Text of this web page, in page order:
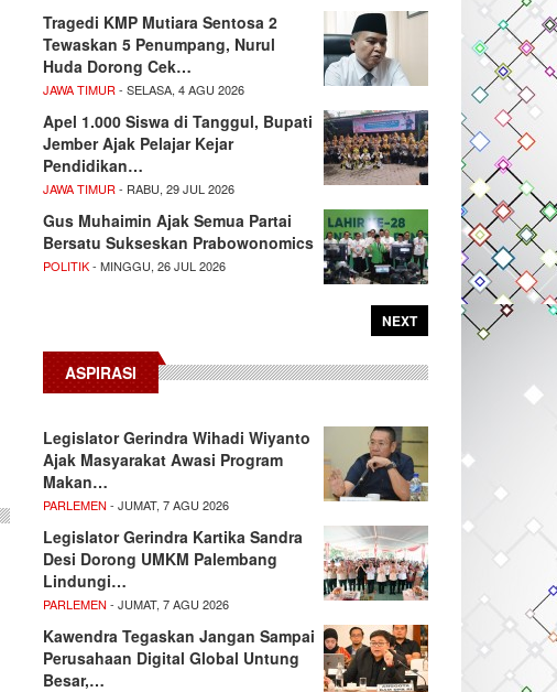
Tragedi KMP Mutiara Sentosa 2
Tewaskan 5 Penumpang, Nurul
Huda Dorong Cek…
JAWA TIMUR - SELASA, 4 AGU 2026
Apel 1.000 Siswa di Tanggul, Bupati
Jember Ajak Pelajar Kejar
Pendidikan…
JAWA TIMUR - RABU, 29 JUL 2026
Gus Muhaimin Ajak Semua Partai
Bersatu Sukseskan Prabowonomics
POLITIK- MINGGU, 26 JUL 2026
NEXT
ASPIRASI
Legislator Gerindra Wihadi Wiyanto
Ajak Masyarakat Awasi Program
Makan…
PARLEMEN - JUMAT, 7 AGU 2026
Legislator Gerindra Kartika Sandra
Desi Dorong UMKM Palembang
Lindungi…
PARLEMEN - JUMAT, 7 AGU 2026
Kawendra Tegaskan Jangan Sampai
Perusahaan Digital Global Untung
Besar,…